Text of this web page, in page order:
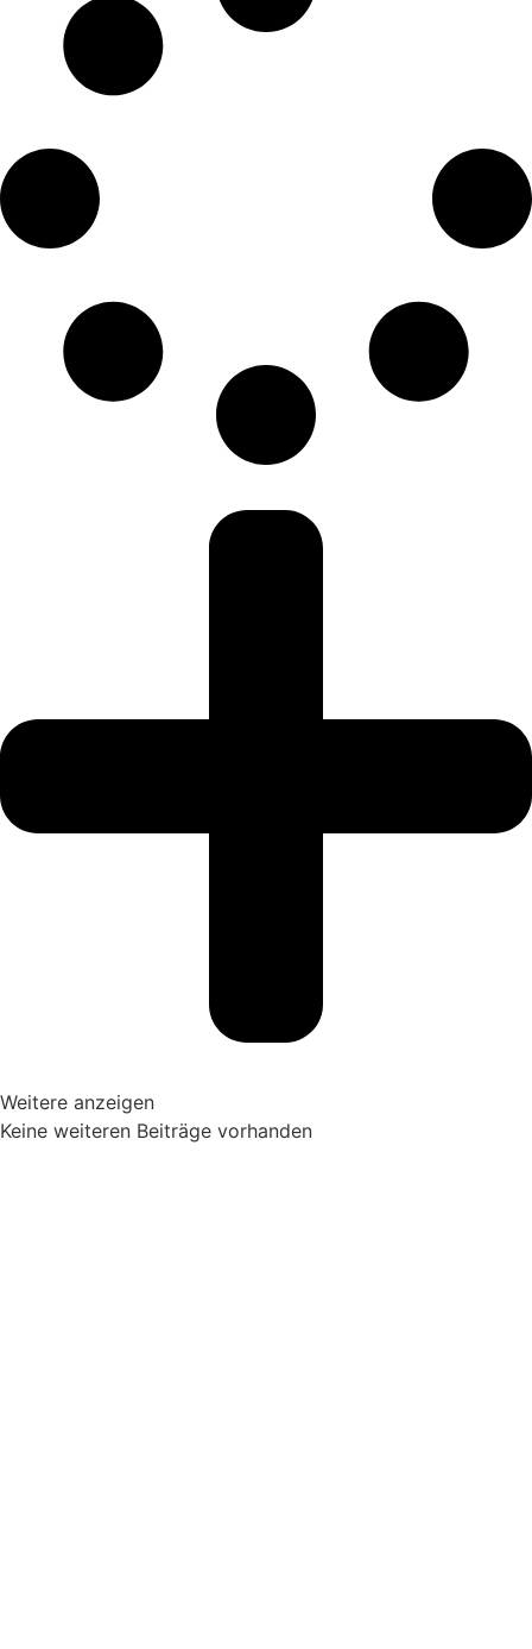
Weitere anzeigen
Keine weiteren Beiträge vorhanden